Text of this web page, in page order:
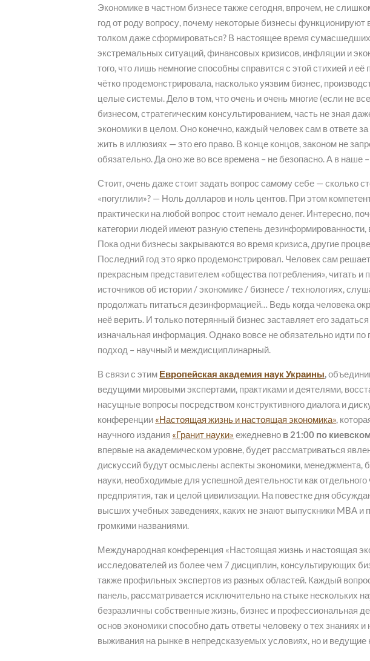
Экономике в частном бизнесе также сегодня, впрочем, не
год от роду вопросу, почему некоторые бизнесы функционируют
толком даже сформироваться? В настоящее время
экстремальных ситуаций, финансовых кризисов, инфляции и
того, что лишь немногие способны справится с этой стихией и
чётко продемонстрировала, насколько уязвим бизнес,
целые системы. Дело в том, что очень и очень многие (если не
бизнесом, стратегическим консультированием, часть не зная
экономики в целом. Оно конечно, каждый человек сам в ответе
жить в иллюзиях — это его право. В конце концов, законом не
обязательно. Да оно же во все времена – не безопасно. А в наше –
Стоит, очень даже стоит задать вопрос самому себе — сколько
«погуглили»? — Ноль долларов и ноль центов. При этом
практически на любой вопрос стоит немало денег. Интересно,
категории людей имеют разную степень дезинформированности,
Пока одни бизнесы закрываются во время кризиса, другие
Последний год это ярко продемонстрировал. Человек сам
прекрасным представителем «общества потребления», читать
источников об истории / экономике / бизнесе / технологиях,
продолжать питаться дезинформацией… Ведь когда человека
неё верить. И только потерянный бизнес заставляет его
изначальная информация. Однако вовсе не обязательно идти
подход – научный и междисциплинарный.
В связи с этим Европейская академия наук Украины
ведущими мировыми экспертами, практиками и деятелями,
насущные вопросы посредством конструктивного диалога и
конференции «Настоящая жизнь и настоящая экономика» ,
научного издания «Гранит науки» ежедневно в 21:00 по
впервые на академическом уровне, будет рассматриваться
дискуссий будут осмыслены аспекты экономики, менеджмента,
науки, необходимые для успешной деятельности как
предприятия, так и целой цивилизации. На повестке дня
высших учебных заведениях, каких не знают выпускники MBA и
громкими названиями.
Международная конференция «Настоящая жизнь и настоящая
исследователей из более чем 7 дисциплин, консультирующих
также профильных экспертов из разных областей. Каждый
панель, рассматривается исключительно на стыке нескольких
безразличны собственные жизнь, бизнес и профессиональная
основ экономики способно дать ответы человеку о тех знаниях
выживания на рынке в непредсказуемых условиях, но и ведущие